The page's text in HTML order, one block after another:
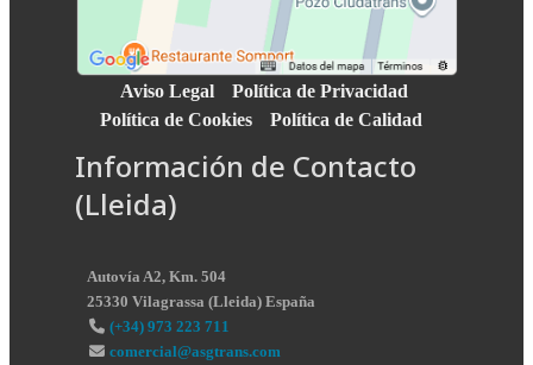
Aviso Legal
Política de Privacidad
Política de Cookies
Política de Calidad
Información de Contacto
(Lleida)
Autovía A2, Km. 504
25330 Vilagrassa (Lleida) España
(+34) 973 223 711
comercial@asgtrans.com